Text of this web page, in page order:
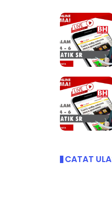
CATAT